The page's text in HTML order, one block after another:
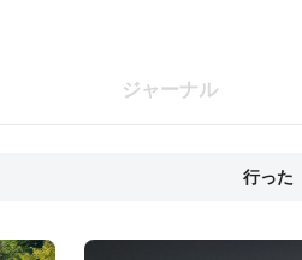
ジャーナル
行った